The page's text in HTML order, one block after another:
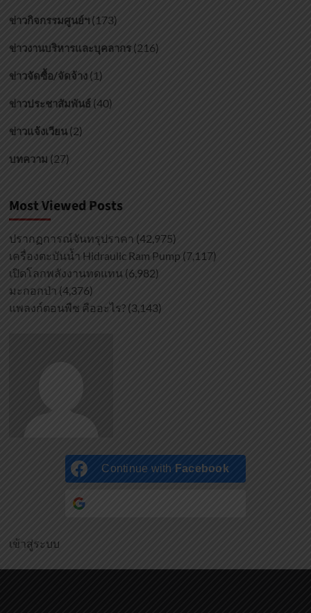
ข่าวกิจกรรมศูนย์ฯ(173)
ข่าวงานบริหารและบุคลากร(216)
ข่าวจัดซื้อ/จัดจ้าง(1)
ข่าวประชาสัมพันธ์(40)
ข่าวแจ้งเวียน(2)
บทความ (27)
Most Viewed Posts
ปรากฏการณ์จันทรุปราคา (42,975)
เครื่องตะบันน้ำ Hidraulic Ram Pump (7,117)
เปิดโลกพลังงานทดแทน (6,982)
มะกอกป่า (4,376)
แพลงก์ตอนพืช คืออะไร? (3,143)
Continue with Facebook
เข้าสู่ระบบ